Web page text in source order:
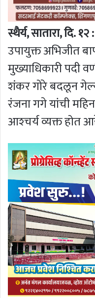
स्थैर्य, सातारा, दि. १२ :
उपायुक्त अभिजीत
मुख्याधिकारी पदी
शंकर गोरे बदलून
रंजना गगे यांची
आश्‍चर्य व्यक्त होत